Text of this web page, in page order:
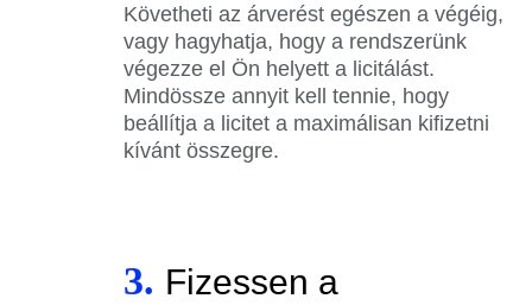
Követheti az árverést egészen a végéig,
vagy hagyhatja, hogy a rendszerünk
végezze el Ön helyett a licitálást.
Mindössze annyit kell tennie, hogy
beállítja a licitet a maximálisan kifizetni
kívánt összegre.
3. Fizessen a